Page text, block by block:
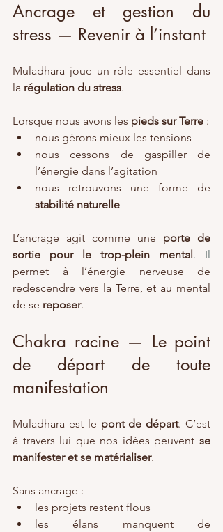
Ancrage et gestion du
stress — Revenir à l’instant
Muladhara joue un rôle essentiel dans
la régulation du stress.
Lorsque nous avons les pieds sur Terre :
nous gérons mieux les tensions
nous cessons de gaspiller de
l’énergie dans l’agitation
stabilité naturelle
L’ancrage agit comme une porte de
sortie pour le trop-plein mental. Il
permet à l’énergie nerveuse de
redescendre vers la Terre, et au mental
de se reposer.
Chakra racine — Le point
de départ de toute
manifestation
Muladhara est le pont de départ. C’est
à travers lui que nos idées peuvent se
manifester et se matérialiser.
Sans ancrage :
les projets restent flous
les élans manquent de